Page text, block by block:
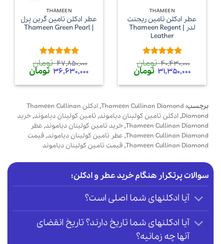
THAMEEN
عطر ادکلن تامین ریجنت
لدر | Thameen Regent
Leather
امتیاز5از
5
40,430,000 تومان
قیمت
اصلی
40,430,000 تومان
بود.
31,350,000 تومان
31,350,000 تومان
است.
THAMEEN
عطر ادکلن تامین گرین پرل
| Thameen Green Pearl
امتیاز5از
5
47,850,000 تومان
قیمت
اصلی
47,850,000 تومان
بود.
36,630,000 تومان
است.
برچسب: Thameen Cullinan Diamond
,
ادکلن Thameen Cullinan
Diamond
, ادکلن تامین کولینان دیاموند, تامین کولینان دیاموند,خرید
Thameen Cullinan Diamond
,خرید تامین کولینان دیاموند,عطر
Thameen Cullinan Diamond
,عطر تامین کولینان دیاموند, قیمت
Thameen Cullinan Diamond
, قیمت تامین کولینان دیاموند
سوالات پرتکرار هنگام خرید عطر و ادکلن:
آیا ادکلنهای شما اصلی است؟
آیا ادکلنهای شما تاریخ دارند؟ تاریخ انقضای
آنها چه زمانیه؟